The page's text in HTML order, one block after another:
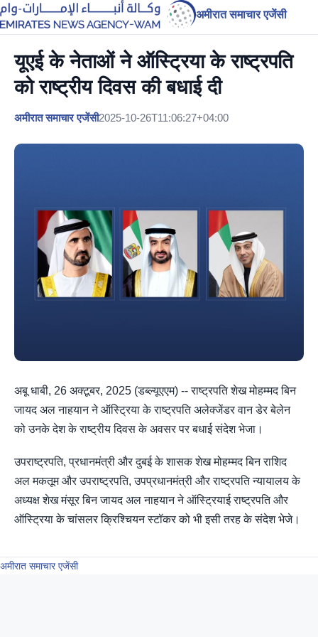
अमीरात समाचार एजेंसी
यूएई के नेताओं ने ऑस्ट्रिया के राष्ट्रपति
को राष्ट्रीय दिवस की बधाई दी
अमीरात समाचार एजेंसी2025-10-26T11:06:27+04:00
अबू धाबी, 26 अक्टूबर, 2025 (डब्ल्यूएएम) -- राष्ट्रपति शेख मोहम्मद बिन
जायद अल नाहयान ने ऑस्ट्रिया के राष्ट्रपति अलेक्जेंडर वान डेर बेलेन
को उनके देश के राष्ट्रीय दिवस के अवसर पर बधाई संदेश भेजा।
उपराष्ट्रपति, प्रधानमंत्री और दुबई के शासक शेख मोहम्मद बिन राशिद
अल मकतूम और उपराष्ट्रपति, उपप्रधानमंत्री और राष्ट्रपति न्यायालय के
अध्यक्ष शेख मंसूर बिन जायद अल नाहयान ने ऑस्ट्रियाई राष्ट्रपति और
ऑस्ट्रिया के चांसलर क्रिश्चियन स्टॉकर को भी इसी तरह के संदेश भेजे।
अमीरात समाचार एजेंसी